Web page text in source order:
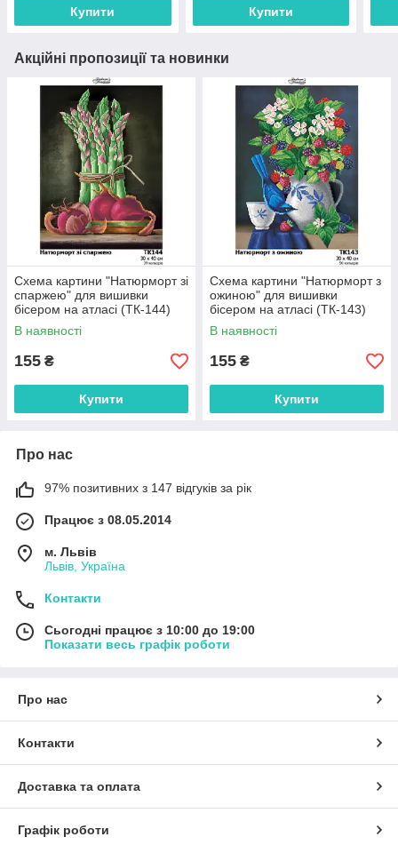
Купити Купити
Акційні пропозиції та новинки
Схема картини "Натюрморт зі
спаржею" для вишивки
бісером на атласі (ТК-144)
В наявності
155 ₴
Купити
Схема картини "Натюрморт з
ожиною" для вишивки
бісером на атласі (ТК-143)
В наявності
155 ₴
Купити
Про нас
97% позитивних з 147 відгуків за рік
Працює з 08.05.2014
м. Львів
Львів, Україна
Контакти
Сьогодні працює з 10:00 до 19:00
Показати весь графік роботи
Про нас
Контакти
Доставка та оплата
Графік роботи